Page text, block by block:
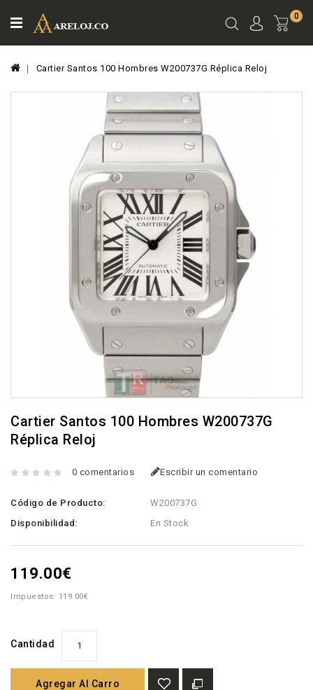
0
Cartier Santos 100 Hombres W200737G Réplica Reloj
Cartier Santos 100 Hombres W200737G
Réplica Reloj
0 comentarios Escribir un comentario
Código de Producto:
W200737G
Disponibilidad:
En Stock
119.00€
Impuestos: 119.00€
Cantidad
Agregar Al Carro